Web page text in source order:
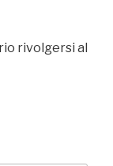
rivolgersi al